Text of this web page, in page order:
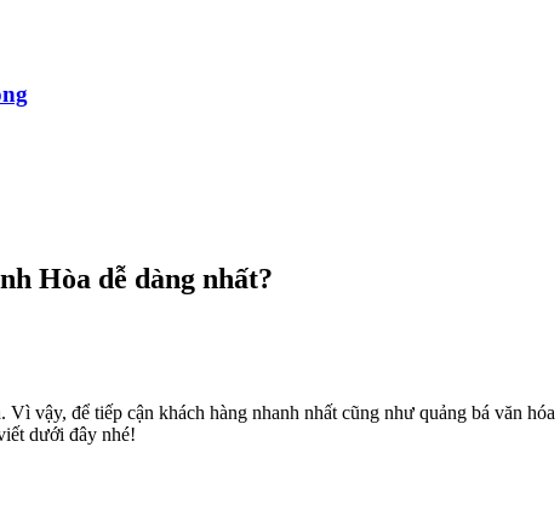
Hòa dễ dàng nhất?
vậy, để tiếp cận khách hàng nhanh nhất cũng như quảng bá văn
dưới đây nhé!